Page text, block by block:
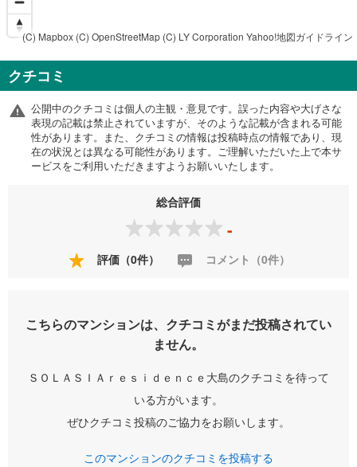
(C) Mapbox (C) OpenStreetMap (C) LY Corporation Yahoo!地図ガイドライン
クチコミ
公開中のクチコミは個人の主観・意見です。誤った内容や大げさな
表現の記載は禁止されていますが、そのような記載が含まれる可能
性があります。また、クチコミの情報は投稿時点の情報であり、現
在の状況とは異なる可能性があります。ご理解いただいた上で本サ
ービスをご利用いただきますようお願いいたします。
総合評価
-
評価（0件） コメント（0件）
こちらのマンションは、クチコミがまだ投稿されてい
ません。
ＳＯＬＡＳＩＡｒｅｓｉｄｅｎｃｅ大島のクチコミを待って
いる方がいます。
ぜひクチコミ投稿のご協力をお願いします。
このマンションのクチコミを投稿する